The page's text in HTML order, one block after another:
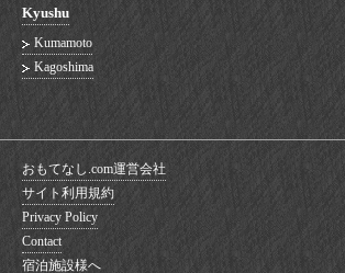
Kyushu
Kumamoto
Kagoshima
おもてなし.com運営会社
サイト利用規約
Privacy Policy
Contact
宿泊施設様へ